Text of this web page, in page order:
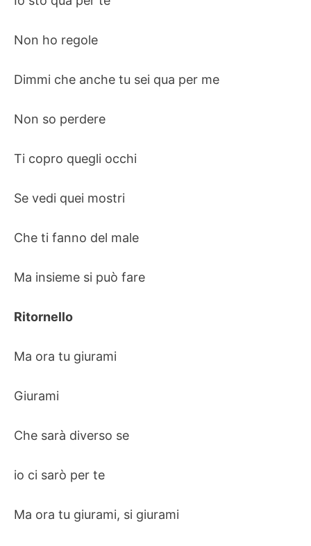
Non ho regole
Dimmi che anche tu sei qua per me
Non so perdere
Ti copro quegli occhi
Se vedi quei mostri
Che ti fanno del male
Ma insieme si può fare
Ritornello
Ma ora tu giurami
Giurami
Che sarà diverso se
io ci sarò per te
Ma ora tu giurami, si giurami